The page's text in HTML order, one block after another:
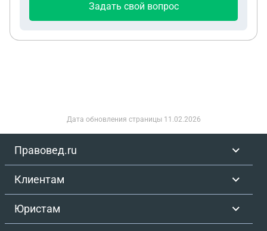
Задать свой вопрос
Дата обновления страницы 11.02.2026
Правовед.ru
Клиентам
Юристам